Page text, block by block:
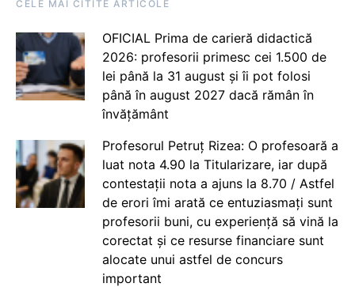
CELE MAI CITITE ARTICOLE
OFICIAL Prima de carieră didactică
2026: profesorii primesc cei 1.500 de
lei până la 31 august și îi pot folosi
până în august 2027 dacă rămân în
învățământ
Profesorul Petruț Rizea: O profesoară a
luat nota 4.90 la Titularizare, iar după
contestații nota a ajuns la 8.70 / Astfel
de erori îmi arată ce entuziasmați sunt
profesorii buni, cu experiență să vină la
corectat și ce resurse financiare sunt
alocate unui astfel de concurs
important